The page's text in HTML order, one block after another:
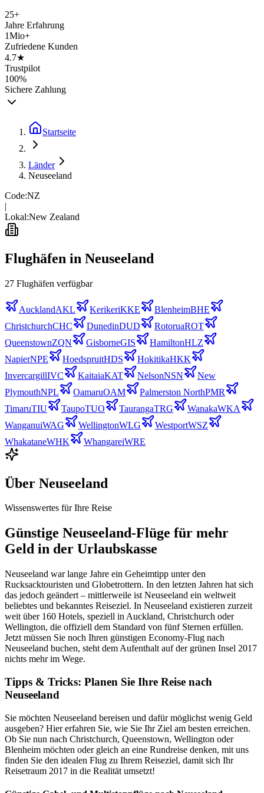
25+
Jahre Erfahrung
1Mio+
Zufriedene Kunden
4.7★
Trustpilot
100%
Sichere Zahlung
Startseite
Länder
Neuseeland
Code:NZ
|
Lokal:New Zealand
Flughäfen in Neuseeland
27 Flughäfen verfügbar
AucklandAKL KerikeriKKE BlenheimBHE
ChristchurchCHC DunedinDUD RotoruaROT
QueenstownZQN GisborneGIS HamiltonHLZ
NapierNPE HoedspruitHDS HokitikaHKK
InvercargillIVC KaitaiaKAT NelsonNSN
New
PlymouthNPL OamaruOAM Palmerston NorthPMR
TimaruTIU TaupoTUO TaurangaTRG WanakaWKA
WanganuiWAG WellingtonWLG WestportWSZ
WhakataneWHK WhangareiWRE
Über Neuseeland
Wissenswertes für Ihre Reise
Günstige Neuseeland-Flüge für mehr
Geld in der Urlaubskasse
Neuseeland war lange Jahre ein Geheimtipp unter den
Rucksacktouristen und Globetrottern. In den letzten Jahren hat sich
das jedoch geändert – mittlerweile ist Neuseeland ein weltweit
beliebtes und bekanntes Reiseziel. In Neuseeland existieren zurzeit
weit über 160 Hotels, speziell in Auckland, Christchurch oder
Wellington, die offiziell dem Standard von fünf Sternen erfüllen.
Jetzt müssen Sie noch Ihren günstigen Economy-Flug nach
Neuseeland buchen, steht dem Aufenthalt auf der grünen Insel 2017
nichts mehr im Wege.
Tipps & Tricks: Planen Sie Ihre Reise nach
Neuseeland
Sie möchten Neuseeland bereisen und dafür möglichst wenig Geld
ausgeben? Hier erfahren Sie, wie Sie Ihr Ziel am besten erreichen.
Ob Sie nun nach Christchurch, Queenstown, Wellington oder
Blenheim möchten oder gleich an eine Rundreise denken, mit uns
finden Sie den idealen Flug zu Ihrem Reiseziel, damit sich Ihr
Reisetraum 2017 in die Realität umsetzt!